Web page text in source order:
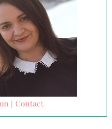
| Contact